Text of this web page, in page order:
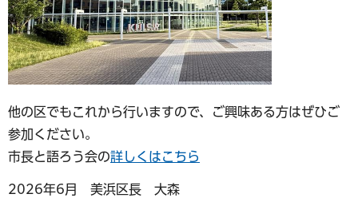
他の区でもこれから行いますので、ご興味ある方はぜひご
参加ください。
市長と語ろう会の詳しくはこちら
2026年6月 美浜区長 大森